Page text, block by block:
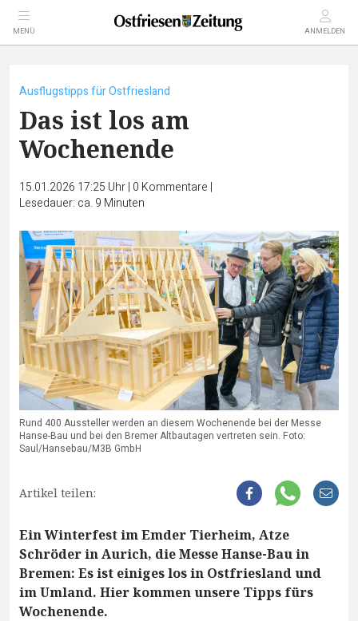
MENÜ ANMELDEN
Ausflugstipps für Ostfriesland
Das ist los am
Wochenende
15.01.2026 17:25 Uhr| 0 Kommentare |
Lesedauer: ca. 9 Minuten
Rund 400 Aussteller werden an diesem Wochenende bei der Messe
Hanse-Bau und bei den Bremer Altbautagen vertreten sein. Foto:
Saul/Hansebau/M3B GmbH
Artikel teilen:
Ein Winterfest im Emder Tierheim, Atze
Schröder in Aurich, die Messe Hanse-Bau in
Bremen: Es ist einiges los in Ostfriesland und
im Umland. Hier kommen unsere Tipps fürs
Wochenende.